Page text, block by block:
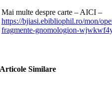
Mai multe despre carte – AICI –
https://bjiasi.ebibliophil.ro/mon/
fragmente-gnomologion-
Articole Similare